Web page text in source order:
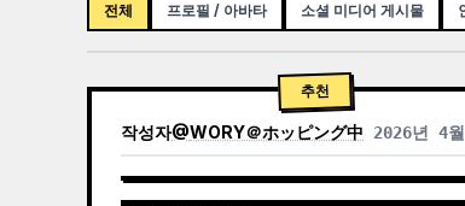
전체 프로필 / 아바타 소셜 미디어 게시물
추천
작성자@WORY＠ホッピング中 2026년 4